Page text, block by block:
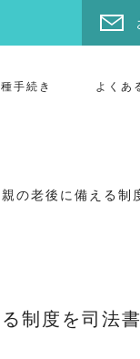
手続き よくあ
の老後に備える制
制度を司法